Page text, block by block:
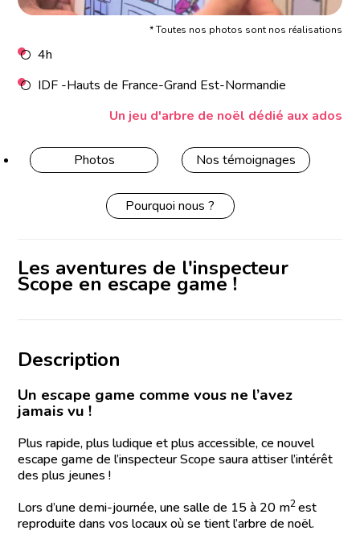
* Toutes nos photos sont nos réalisations
4h
IDF -Hauts de France-Grand Est-Normandie
Un jeu d'arbre de noël dédié aux ados
Photos Nos témoignages
Pourquoi nous ?
Les aventures de l'inspecteur
Scope en escape game !
Description
Un escape game comme vous ne l’avez
jamais vu !
Plus rapide, plus ludique et plus accessible, ce nouvel
escape game de l’inspecteur Scope saura attiser l’intérêt
des plus jeunes !
Lors d’une demi-journée, une salle de 15 à 20 m2 est
reproduite dans vos locaux où se tient l’arbre de noël.